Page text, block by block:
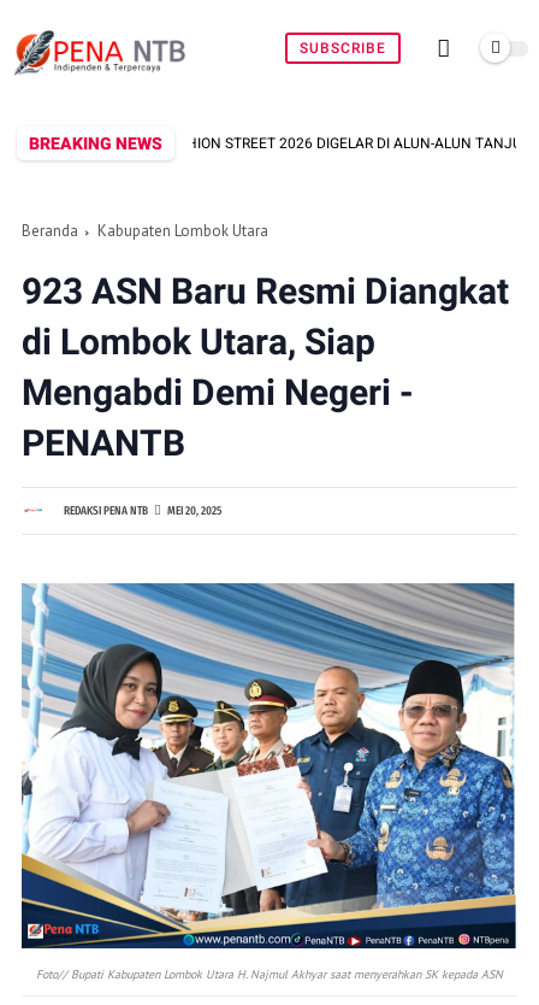
SUBSCRIBE
BREAKING NEWS
STREET 2026 DIGELAR DI ALUN-ALUN TANJUNG, BUPATI NAJMUL: JADI
Beranda Kabupaten Lombok Utara
923 ASN Baru Resmi Diangkat
di Lombok Utara, Siap
Mengabdi Demi Negeri -
PENANTB
REDAKSI PENA NTB MEI 20, 2025
Foto// Bupati Kabupaten Lombok Utara H. Najmul Akhyar saat menyerahkan SK kepada ASN